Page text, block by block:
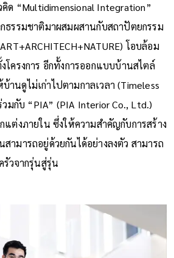
ด “Multidimensional Integration”
ธรรมชาติมาผสมผสานกับสถาปัตยกรรม
โอบล้อม
ครงการ อีกทั้งการออกแบบบ้านสไตล์
านดูไม่เก่าไปตามกาลเวลา (Timeless
มกับ “PIA” (PIA Interior Co., Ltd.)
ต่งภายใน ซึ่งให้ความสำคัญกับการสร้าง
มารถอยู่ด้วยกันได้อย่างลงตัว สามารถ
วจากรุ่นสู่รุ่น